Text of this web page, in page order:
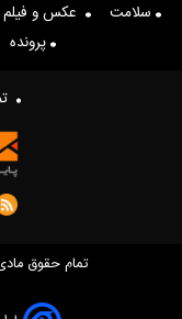
سلامت
عکس و فیلم
پرونده
تمام حقوق